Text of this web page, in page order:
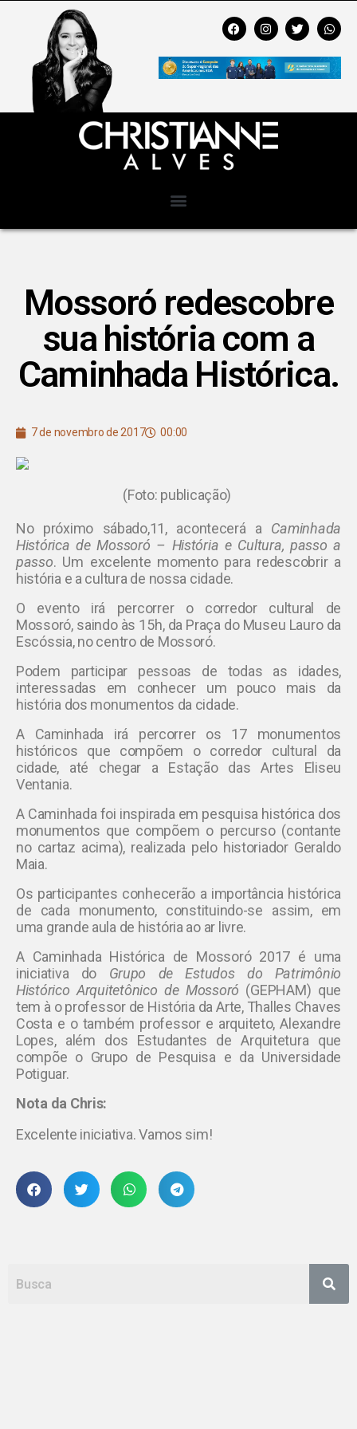
Mossoró redescobre
sua história com a
Caminhada Histórica.
7 de novembro de 2017 00:00
(Foto: publicação)
No próximo sábado,11, acontecerá a Caminhada
Histórica de Mossoró – História e Cultura, passo a
passo. Um excelente momento para redescobrir a
história e a cultura de nossa cidade.
O evento irá percorrer o corredor cultural de
Mossoró, saindo às 15h, da Praça do Museu Lauro da
Escóssia, no centro de Mossoró.
Podem participar pessoas de todas as idades,
interessadas em conhecer um pouco mais da
história dos monumentos da cidade.
A Caminhada irá percorrer os 17 monumentos
históricos que compõem o corredor cultural da
cidade, até chegar a Estação das Artes Eliseu
Ventania.
A Caminhada foi inspirada em pesquisa histórica dos
monumentos que compõem o percurso (contante
no cartaz acima), realizada pelo historiador Geraldo
Maia.
Os participantes conhecerão a importância histórica
de cada monumento, constituindo-se assim, em
uma grande aula de história ao ar livre.
A Caminhada Histórica de Mossoró 2017 é uma
iniciativa do Grupo de Estudos do Patrimônio
Histórico Arquitetônico de Mossoró (GEPHAM) que
tem à o professor de História da Arte, Thalles Chaves
Costa e o também professor e arquiteto, Alexandre
Lopes, além dos Estudantes de Arquitetura que
compõe o Grupo de Pesquisa e da Universidade
Potiguar.
Nota da Chris:
Excelente iniciativa. Vamos sim!